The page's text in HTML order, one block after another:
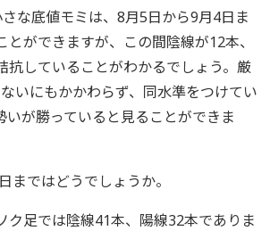
な底値モミは、8月5日から9月4日ま
とができますが、この間陰線が12本、
抗していることがわかるでしょう。厳
いにもかかわらず、同水準をつけてい
いが勝っていると見ることができま
まではどうでしょうか。
ク足では陰線41本、陽線32本でありま